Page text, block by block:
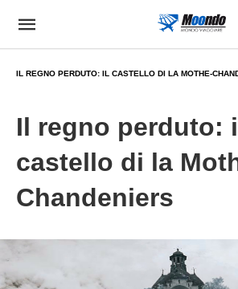
IL REGNO PERDUTO: IL CASTELLO DI LA MOTHE-
Il regno perduto:
castello di la
Chandeniers